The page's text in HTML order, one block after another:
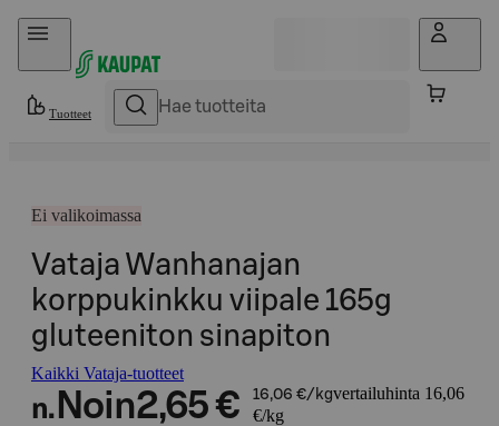
Hyppää sisältöön
Tuotteet
Ei valikoimassa
Vataja Wanhanajan
korppukinkku viipale 165g
gluteeniton sinapiton
Kaikki Vataja-tuotteet
n. Noin2,65 € 16,06 €/kgvertailuhinta 16,06
€/kg